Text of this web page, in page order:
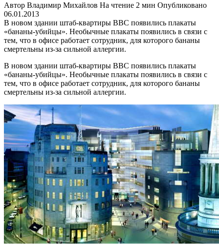
Автор Владимир Михайлов На чтение 2 мин Опубликовано
06.01.2013
В новом здании штаб-квартиры ВВС появились плакаты
«бананы-убийцы». Необычные плакаты появились в связи с
тем, что в офисе работает сотрудник, для которого бананы
смертельны из-за сильной аллергии.
В новом здании штаб-квартиры ВВС появились плакаты
«бананы-убийцы». Необычные плакаты появились в связи с
тем, что в офисе работает сотрудник, для которого бананы
смертельны из-за сильной аллергии.